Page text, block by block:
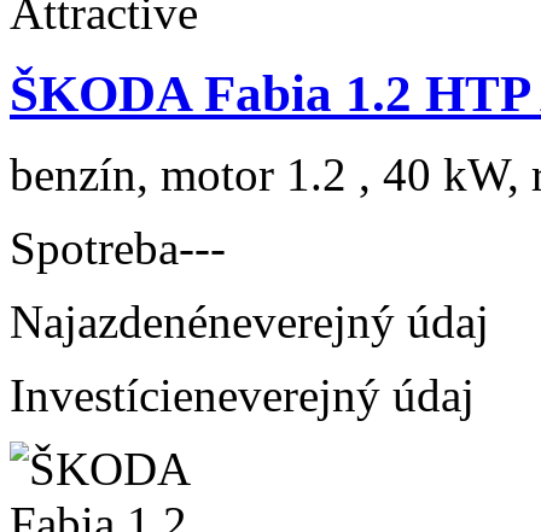
ŠKODA Fabia 1.2
benzín, motor 1.2 , 40 kW,
Spotreba---
Najazdenéneverejný údaj
Investícieneverejný údaj